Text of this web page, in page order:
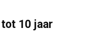
10 jaar